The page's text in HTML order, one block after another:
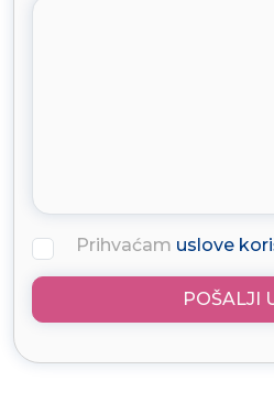
Prihvaćam uslove
POŠALJI